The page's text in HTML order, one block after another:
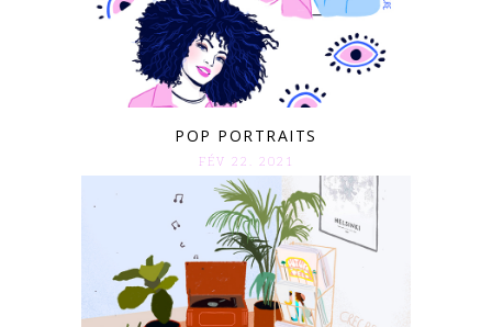
POP PORTRAITS
FÉV 22. 2021